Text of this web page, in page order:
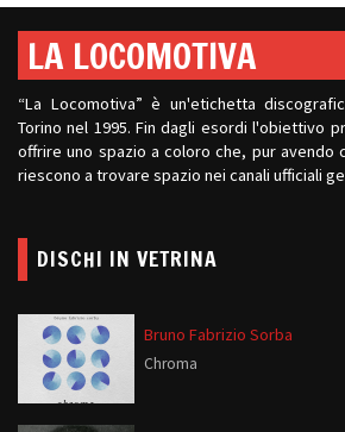
LA LOCOMOTIVA
“La Locomotiva” è un'etichetta
Torino nel 1995. Fin dagli esordi l'obiettivo
offrire uno spazio a coloro che, pur avendo
riescono a trovare spazio nei canali ufficiali
DISCHI IN VETRINA
Bruno Fabrizio Sorba
Chroma